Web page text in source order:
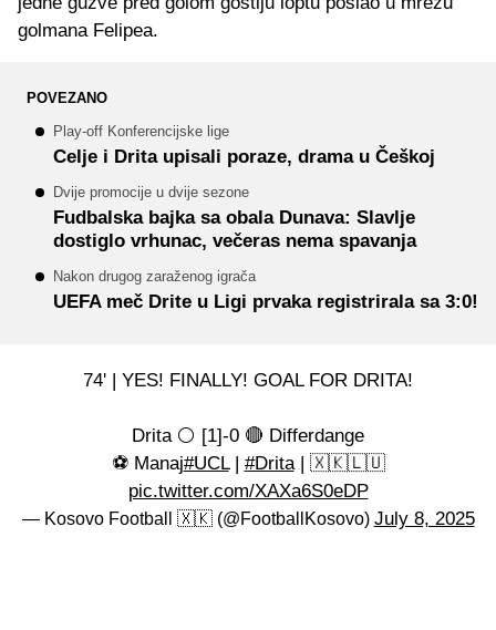
golmana Felipea.
POVEZANO
Play-off Konferencijske lige
Celje i Drita upisali poraze, drama u Češkoj
Dvije promocije u dvije sezone
Fudbalska bajka sa obala Dunava: Slavlje
dostiglo vrhunac, večeras nema spavanja
Nakon drugog zaraženog igrača
UEFA meč Drite u Ligi prvaka registrirala sa 3:0!
74' | YES! FINALLY! GOAL FOR DRITA!
Drita ⚪️ [1]-0 🔴 Differdange
⚽ Manaj#UCL| #Drita| 🇽🇰🇱🇺
pic.twitter.com/XAXa6S0eDP
— Kosovo Football 🇽🇰 (@FootballKosovo) July 8, 2025